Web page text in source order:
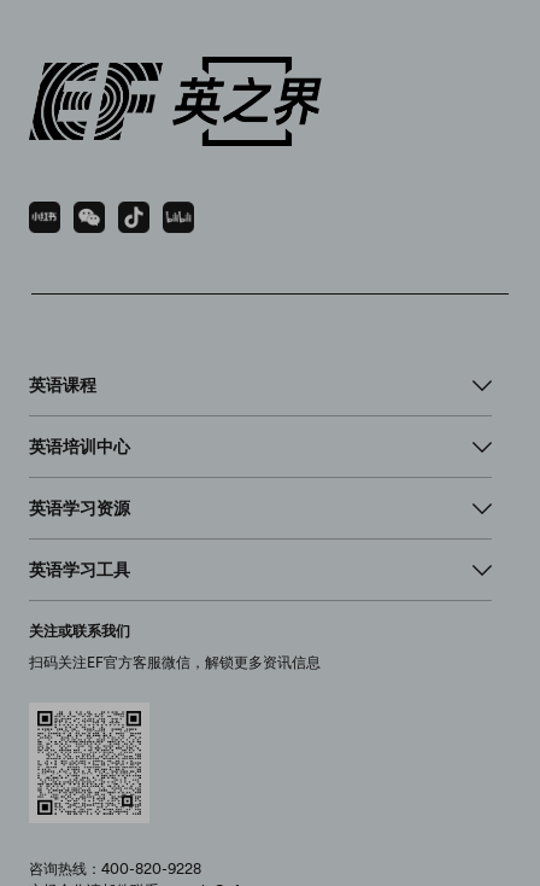
英语课程
英语培训中心
英语学习资源
英语学习工具
关注或联系我们
扫码关注EF官方客服微信，解锁更多资讯信息
咨询热线：400-820-9228